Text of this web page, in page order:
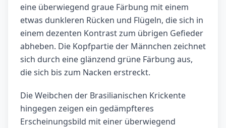
eine überwiegend graue Färbung mit einem
etwas dunkleren Rücken und Flügeln, die sich in
einem dezenten Kontrast zum übrigen Gefieder
abheben. Die Kopfpartie der Männchen zeichnet
sich durch eine glänzend grüne Färbung aus,
die sich bis zum Nacken erstreckt.
Die Weibchen der Brasilianischen Krickente
hingegen zeigen ein gedämpfteres
Erscheinungsbild mit einer überwiegend